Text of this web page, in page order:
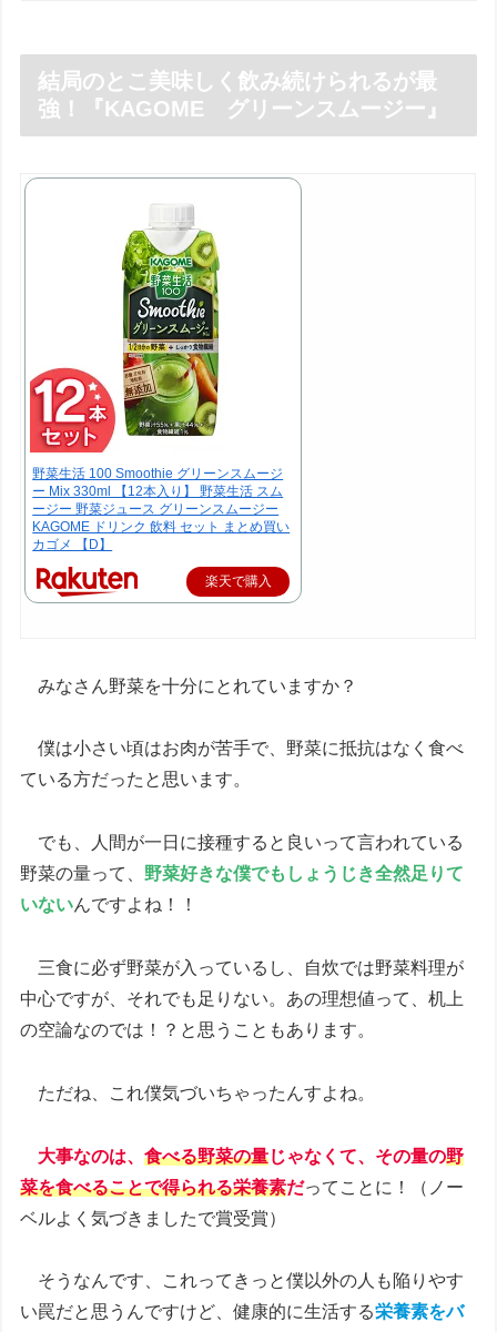
結局のとこ美味しく飲み続けられるが最
強！『KAGOME グリーンスムージー』
野菜生活 100 Smoothie グリーンスムージ
ー Mix 330ml 【12本入り】 野菜生活 スム
ージー 野菜ジュース グリーンスムージー
KAGOME ドリンク 飲料 セット まとめ買い
カゴメ 【D】
楽天で購入
みなさん野菜を十分にとれていますか？
僕は小さい頃はお肉が苦手で、野菜に抵抗はなく食べ
ている方だったと思います。
でも、人間が一日に接種すると良いって言われている
野菜の量って、 野菜好きな僕でもしょうじき全然足りて
いないんですよね！！
三食に必ず野菜が入っているし、自炊では野菜料理が
中心ですが、それでも足りない。あの理想値って、机上
の空論なのでは！？と思うこともあります。
ただね、これ僕気づいちゃったんすよね。
大事なのは、食べる野菜の量じゃなくて、その量の野
菜を食べることで得られる栄養素だってことに！（ノー
ベルよく気づきましたで賞受賞）
そうなんです、これってきっと僕以外の人も陥りやす
い罠だと思うんですけど、健康的に生活する栄養素をバ